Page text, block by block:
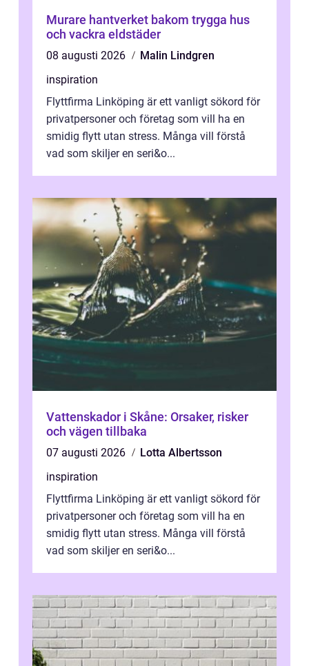
Murare hantverket bakom trygga hus
och vackra eldstäder
08 augusti 2026
Malin Lindgren
inspiration
Flyttfirma Linköping är ett vanligt sökord för
privatpersoner och företag som vill ha en
smidig flytt utan stress. Många vill förstå
vad som skiljer en seri&o...
Vattenskador i Skåne: Orsaker, risker
och vägen tillbaka
07 augusti 2026
Lotta Albertsson
inspiration
Flyttfirma Linköping är ett vanligt sökord för
privatpersoner och företag som vill ha en
smidig flytt utan stress. Många vill förstå
vad som skiljer en seri&o...